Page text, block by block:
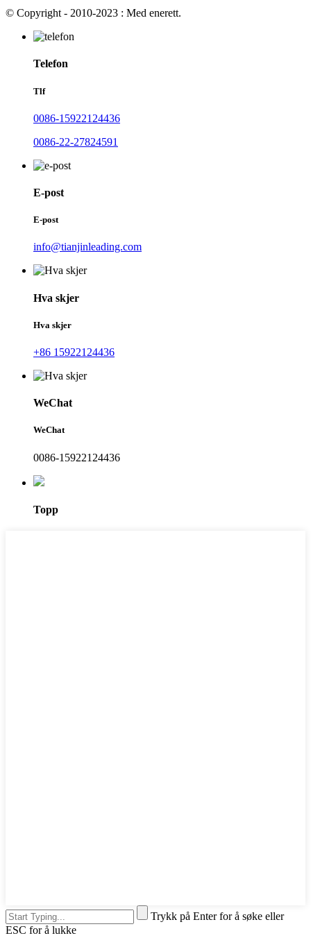
© Copyright - 2010-2023 : Med enerett.
Telefon
Tlf
0086-15922124436
0086-22-27824591
E-post
E-post
info@tianjinleading.com
Hva skjer
Hva skjer
+86 15922124436
WeChat
WeChat
0086-15922124436
Topp
Trykk på Enter for å søke eller
ESC for å lukke